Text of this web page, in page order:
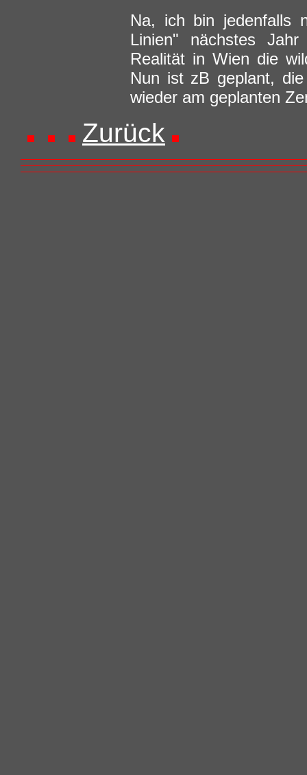
Na, ich bin jedenfalls
Linien" nächstes
Realität in Wien die
Nun ist zB geplant,
wieder am geplanten
Zurück